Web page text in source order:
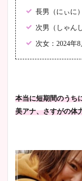
長男（にぃに
次男（しゃん
次女：2024年8
本当に短期間のうち
美アナ、さすがの体